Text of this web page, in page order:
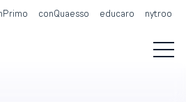
conQuaesso educaro nytroo